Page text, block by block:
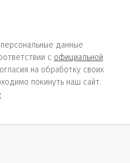
данные
с официальной
на обработку своих
покинуть наш сайт.